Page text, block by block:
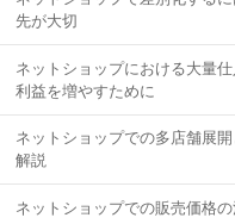
先が大切
ネットショップにおける大量
利益を増やすために
ネットショップでの多店舗展
解説
ネットショップでの販売価格